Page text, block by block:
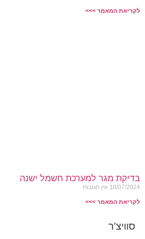
לקריאת המאמר >>>
בדיקת מגר למערכת חשמל ישנה
18/07/2024 אין תגובות
לקריאת המאמר >>>
סוויצ'ר